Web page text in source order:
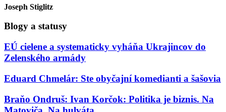
Joseph Stiglitz
Blogy a statusy
EÚ cielene a systematicky vyháňa Ukrajincov do
Zelenského armády
Eduard Chmelár: Ste obyčajní komedianti a šašovia
Braňo Ondruš: Ivan Korčok: Politika je biznis. Na